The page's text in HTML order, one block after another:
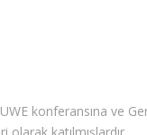
konferansına ve